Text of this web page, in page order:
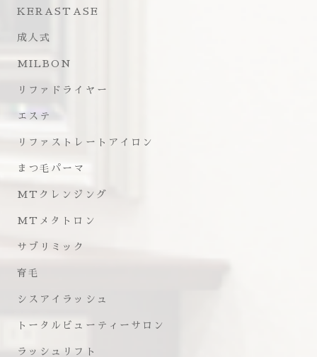
KERASTASE
成人式
MILBON
リファドライヤー
エステ
リファストレートアイロン
まつ毛パーマ
MTクレンジング
MTメタトロン
サブリミック
育毛
シスアイラッシュ
トータルビューティーサロン
ラッシュリフト